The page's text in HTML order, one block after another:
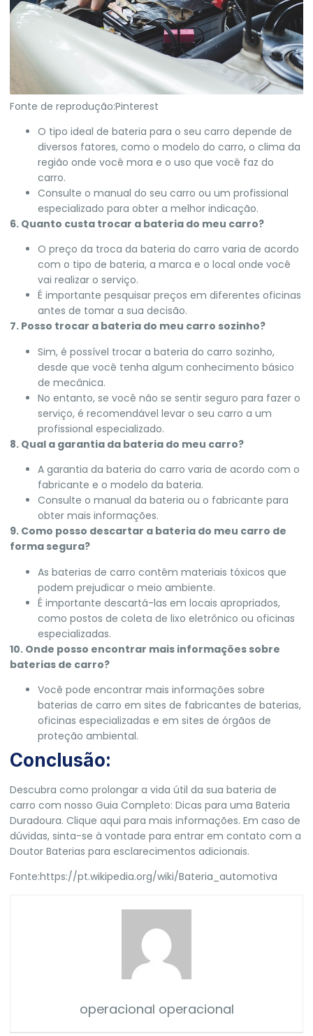
Fonte de reprodução:Pinterest
O tipo ideal de bateria para o seu carro depende de
diversos fatores, como o modelo do carro, o clima da
região onde você mora e o uso que você faz do
carro.
Consulte o manual do seu carro ou um profissional
especializado para obter a melhor indicação.
6. Quanto custa trocar a bateria do meu carro?
O preço da troca da bateria do carro varia de acordo
com o tipo de bateria, a marca e o local onde você
vai realizar o serviço.
É importante pesquisar preços em diferentes oficinas
antes de tomar a sua decisão.
7. Posso trocar a bateria do meu carro sozinho?
Sim, é possível trocar a bateria do carro sozinho,
desde que você tenha algum conhecimento básico
de mecânica.
No entanto, se você não se sentir seguro para fazer o
serviço, é recomendável levar o seu carro a um
profissional especializado.
8. Qual a garantia da bateria do meu carro?
A garantia da bateria do carro varia de acordo com o
fabricante e o modelo da bateria.
Consulte o manual da bateria ou o fabricante para
obter mais informações.
9. Como posso descartar a bateria do meu carro de
forma segura?
As baterias de carro contêm materiais tóxicos que
podem prejudicar o meio ambiente.
É importante descartá-las em locais apropriados,
como postos de coleta de lixo eletrônico ou oficinas
especializadas.
10. Onde posso encontrar mais informações sobre
baterias de carro?
Você pode encontrar mais informações sobre
baterias de carro em sites de fabricantes de baterias,
oficinas especializadas e em sites de órgãos de
proteção ambiental.
Conclusão:
Descubra como prolongar a vida útil da sua bateria de
carro com nosso Guia Completo: Dicas para uma Bateria
Duradoura. Clique aqui para mais informações. Em caso de
dúvidas, sinta-se à vontade para entrar em contato com a
Doutor Baterias para esclarecimentos adicionais.
Fonte:https://pt.wikipedia.org/wiki/Bateria_automotiva
operacional operacional